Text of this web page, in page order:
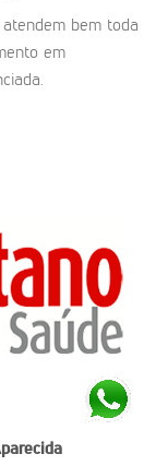
bem toda
em